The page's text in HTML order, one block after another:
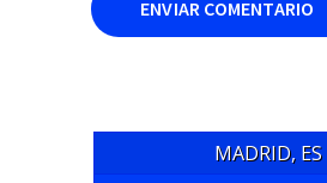
MADRID, ES